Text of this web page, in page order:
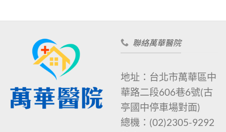
聯絡萬華醫院
地址：台北市萬華區中
華路二段606巷6號(古
亭國中停車場對面)
總機： (02)2305-9292